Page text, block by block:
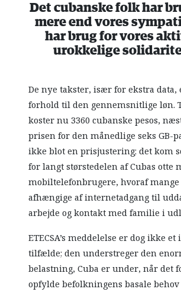
Det cubanske folk har
mere end vores
har brug for vores
urokkelige
De nye takster, især for ekstra data,
forhold til den gennemsnitlige løn.
koster nu 3360 cubanske pesos,
prisen for den månedlige seks GB-
ikke blot en prisjustering; det kom
for langt størstedelen af Cubas otte
mobiltelefonbrugere, hvoraf
afhængige af internetadgang til
arbejde og kontakt med familie i
ETECSA’s meddelelse er dog ikke et
tilfælde; den understreger den
belastning, Cuba er under, når det
opfylde befolkningens basale behov